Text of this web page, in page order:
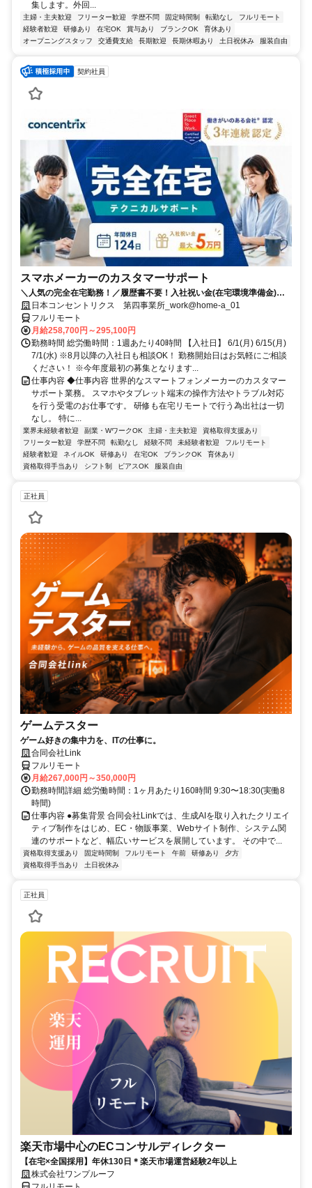
集します。外回...
主婦・主夫歓迎 フリーター歓迎 学歴不問 固定時間制 転勤なし
フルリモート
経験者歓迎
研修あり 在宅OK 賞与あり ブランクOK
育休あり
オープニングスタッフ
交通費支給 長期歓迎 長期休暇あり 土日祝休み 服装自由
契約社員
スマホメーカーのカスタマーサポート
＼人気の完全在宅勤務！／履歴書不要！入社祝い金(在宅環境準備金)最
大5万円支給！入社手続きから研修・業務とすべてフルリモートなので
お住まいに関係なく働くことが出来る環境です！
日本コンセントリクス 第四事業所_work@home-a_01
フルリモート
月給258,700円～295,100円
勤務時間 総労働時間：1週あたり40時間 【入社日】 6/1(月) 6/15(月)
7/1(水) ※8月以降の入社日も相談OK！ 勤務開始日はお気軽にご相談
ください！ ※今年度最初の募集となります...
仕事内容 ◆仕事内容 世界的なスマートフォンメーカーのカスタマー
サポート業務。 スマホやタブレット端末の操作方法やトラブル対応
を行う受電のお仕事です。 研修も在宅リモートで行う為出社は一切
なし。 特に...
業界未経験者歓迎 副業・WワークOK 主婦・主夫歓迎
資格取得支援あり
フリーター歓迎
学歴不問 転勤なし 経験不問 未経験者歓迎
フルリモート
経験者歓迎
ネイルOK 研修あり 在宅OK ブランクOK
育休あり
資格取得手当あり
シフト制 ピアスOK 服装自由
正社員
ゲームテスター
ゲーム好きの集中力を、ITの仕事に。
合同会社Link
フルリモート
月給267,000円～350,000円
勤務時間詳細 総労働時間：1ヶ月あたり160時間 9:30〜18:30(実働8
時間)
仕事内容 ●募集背景 合同会社Linkでは、生成AIを取り入れたクリエイ
ティブ制作をはじめ、EC・物販事業、Webサイト制作、システム関
連のサポートなど、幅広いサービスを展開しています。 その中で...
資格取得支援あり 固定時間制 フルリモート 午前 研修あり
夕方
資格取得手当あり
土日祝休み
正社員
楽天市場中心のECコンサルディレクター
【在宅×全国採用】年休130日＊楽天市場運営経験2年以上
株式会社ワンプルーフ